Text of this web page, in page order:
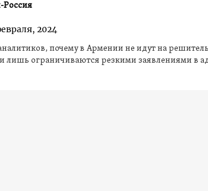
2024
почему в Армении не идут на
лишь ограничиваются резкими заявлениями в